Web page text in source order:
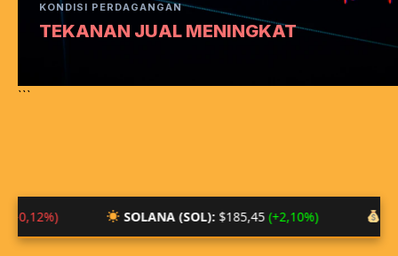
KONDISI PERDAGANGAN
TEKANAN JUAL MENINGKAT
```
SOLANA (SOL):$185,45(+2,10%) BTC/IDR: Rp